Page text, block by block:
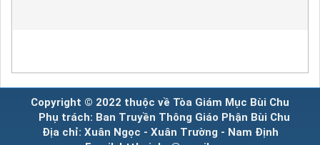
Copyright © 2022 thuộc về Tòa Giám Mục Bùi Chu
Phụ trách: Ban Truyền Thông Giáo Phận Bùi Chu
Địa chỉ: Xuân Ngọc - Xuân Trường - Nam Định